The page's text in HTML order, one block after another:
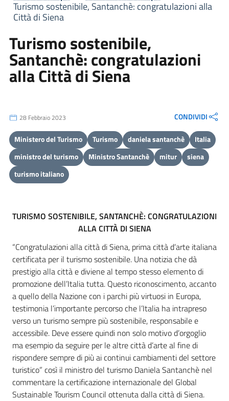
Turismo sostenibile, Santanchè: congratulazioni alla
Città di Siena
Turismo sostenibile,
Santanchè: congratulazioni
alla Città di Siena
28 Febbraio 2023 CONDIVIDI
Ministero del Turismo Turismo daniela santanchè
Italia
ministro del turismo
Ministro Santanchè mitur
siena
turismo italiano
TURISMO SOSTENIBILE, SANTANCHÈ: CONGRATULAZIONI
ALLA CITTÀ DI SIENA
“Congratulazioni alla città di Siena, prima città d’arte italiana
certificata per il turismo sostenibile. Una notizia che dà
prestigio alla città e diviene al tempo stesso elemento di
promozione dell’Italia tutta. Questo riconoscimento, accanto
a quello della Nazione con i parchi più virtuosi in Europa,
testimonia l’importante percorso che l’Italia ha intrapreso
verso un turismo sempre più sostenibile, responsabile e
accessibile. Deve essere quindi non solo motivo d’orgoglio
ma esempio da seguire per le altre città d’arte al fine di
rispondere sempre di più ai continui cambiamenti del settore
turistico” così il ministro del turismo Daniela Santanchè nel
commentare la certificazione internazionale del Global
Sustainable Tourism Council ottenuta dalla città di Siena.